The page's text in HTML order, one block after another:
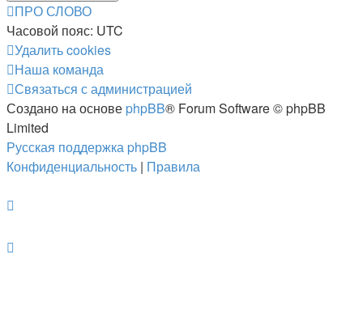
ПРО СЛОВО
Часовой пояс: UTC
Удалить cookies
Наша команда
Связаться с администрацией
Создано на основе phpBB® Forum Software © phpBB
Limited
Русская поддержка phpBB
Конфиденциальность | Правила